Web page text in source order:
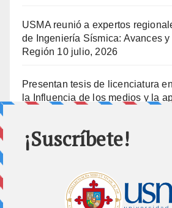
USMA reunió a expertos
de Ingeniería Sísmica: Avances
Región 10 julio, 2026
Presentan tesis de licenciatura
la Influencia de los medios y la